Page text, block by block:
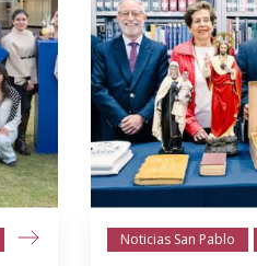
Noticias San Pablo